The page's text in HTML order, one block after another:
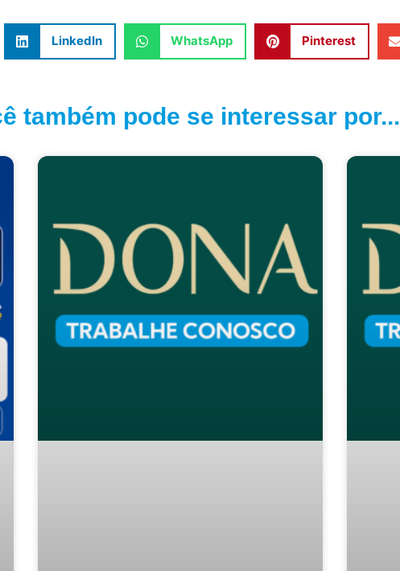
LinkedIn WhatsApp Pinterest
também pode se interessar por...